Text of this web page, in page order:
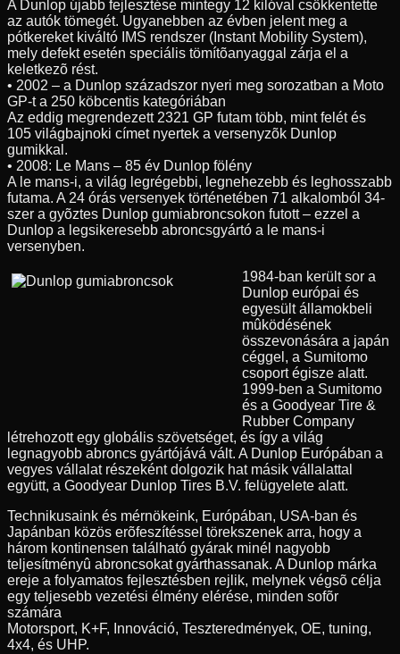
A Dunlop újabb fejlesztése mintegy 12 kilóval csökkentette
az autók tömegét. Ugyanebben az évben jelent meg a
pótkereket kiváltó IMS rendszer (Instant Mobility System),
mely defekt esetén speciális tömítõanyaggal zárja el a
keletkezõ rést.
• 2002 – a Dunlop századszor nyeri meg sorozatban a Moto
GP-t a 250 köbcentis kategóriában
Az eddig megrendezett 2321 GP futam több, mint felét és
105 világbajnoki címet nyertek a versenyzõk Dunlop
gumikkal.
• 2008: Le Mans – 85 év Dunlop fölény
A le mans-i, a világ legrégebbi, legnehezebb és leghosszabb
futama. A 24 órás versenyek történetében 71 alkalomból 34-
szer a gyõztes Dunlop gumiabroncsokon futott – ezzel a
Dunlop a legsikeresebb abroncsgyártó a le mans-i
versenyben.
1984-ban került sor a
Dunlop európai és
egyesült államokbeli
mûködésének
összevonására a japán
céggel, a Sumitomo
csoport égisze alatt.
1999-ben a Sumitomo
és a Goodyear Tire &
Rubber Company
létrehozott egy globális szövetséget, és így a világ
legnagyobb abroncs gyártójává vált. A Dunlop Európában a
vegyes vállalat részeként dolgozik hat másik vállalattal
együtt, a Goodyear Dunlop Tires B.V. felügyelete alatt.
Technikusaink és mérnökeink, Európában, USA-ban és
Japánban közös erõfeszítéssel törekszenek arra, hogy a
három kontinensen található gyárak minél nagyobb
teljesítményû abroncsokat gyárthassanak. A Dunlop márka
ereje a folyamatos fejlesztésben rejlik, melynek végsõ célja
egy teljesebb vezetési élmény elérése, minden sofõr
számára
Motorsport, K+F, Innováció, Teszteredmények, OE, tuning,
4x4, és UHP.